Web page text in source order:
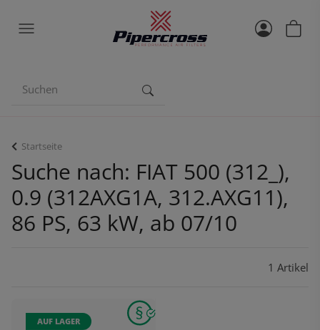
Startseite
Suche nach: FIAT 500 (312_),
0.9 (312AXG1A, 312.AXG11),
86 PS, 63 kW, ab 07/10
1 Artikel
AUF LAGER